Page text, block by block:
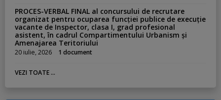
PROCES-VERBAL FINAL al concursului de recrutare
organizat pentru ocuparea funcției publice de execuție
vacante de Inspector, clasa I, grad profesional
asistent, în cadrul Compartimentului Urbanism și
Amenajarea Teritoriului
20 iulie, 2026 1 document
VEZI TOATE ...